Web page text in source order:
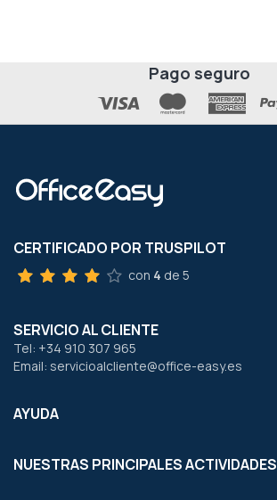
Pago seguro
CERTIFICADO POR TRUSPILOT
con 4 de 5
SERVICIO AL CLIENTE
Tel: +34 910 307 965
Email: servicioalcliente@office-easy.es
AYUDA
NUESTRAS PRINCIPALES ACTIVIDADES